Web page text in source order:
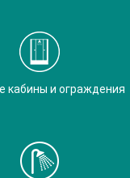
кабины и ограждения